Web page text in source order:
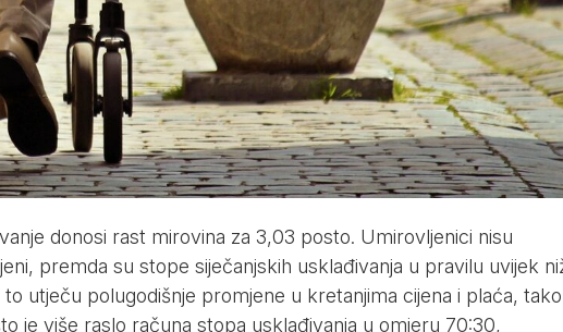
donosi rast mirovina za 3,03 posto. Umirovljenici nisu
premda su stope siječanjskih usklađivanja u pravilu uvijek
utječu polugodišnje promjene u kretanjima cijena i plaća,
je više raslo računa stopa usklađivanja u omjeru 70:30,